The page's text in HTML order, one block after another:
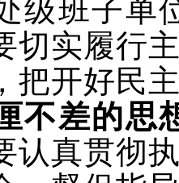
级班子单
切实履行
把开好民
不差的思
认真贯彻